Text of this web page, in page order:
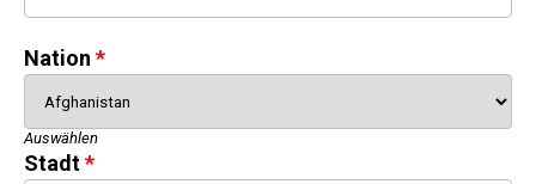
Nation
Auswählen
Stadt